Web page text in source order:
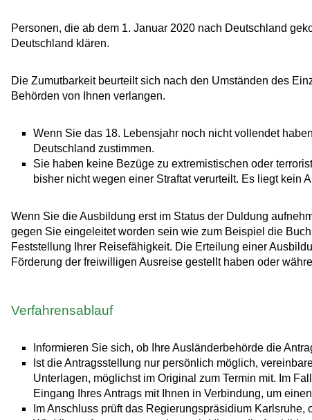
Personen, die ab dem 1. Januar 2020 nach Deutschland
Deutschland klären.
Die Zumutbarkeit beurteilt sich nach den Umständen des
Behörden von Ihnen verlangen.
Wenn Sie das 18. Lebensjahr noch nicht vollendet
Deutschland zustimmen.
Sie haben keine Bezüge zu extremistischen oder
bisher nicht wegen einer Straftat verurteilt. Es liegt kein
Wenn Sie die Ausbildung erst im Status der Duldung
gegen Sie eingeleitet worden sein wie zum Beispiel die
Feststellung Ihrer Reisefähigkeit. Die Erteilung einer
Förderung der freiwilligen Ausreise gestellt haben oder
Verfahrensablauf
Informieren Sie sich, ob Ihre Ausländerbehörde die
Ist die Antragsstellung nur persönlich möglich,
Unterlagen, möglichst im Original zum Termin mit. Im
Eingang Ihres Antrags mit Ihnen in Verbindung, um
Im Anschluss prüft das Regierungspräsidium